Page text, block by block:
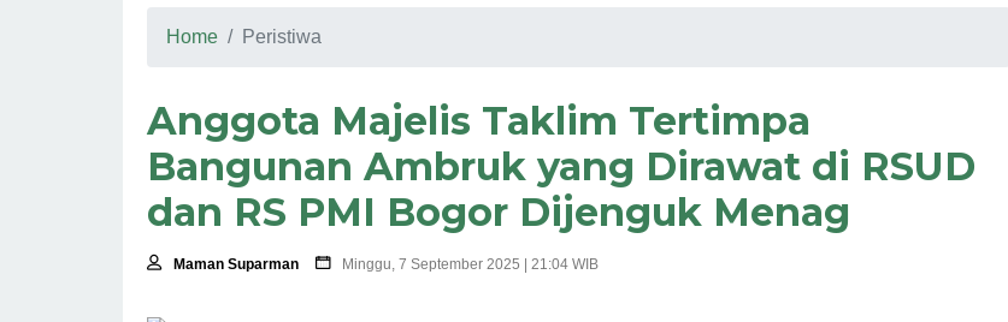
Home Peristiwa
Anggota Majelis Taklim Tertimpa
Bangunan Ambruk yang Dirawat di RSUD
dan RS PMI Bogor Dijenguk Menag
Maman Suparman Minggu, 7 September 2025 | 21:04 WIB